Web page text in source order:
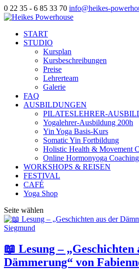
0 22 35 - 6 85 33 70 info@heikes-
START
STUDIO
Kursplan
Kursbeschreibungen
Preise
Lehrerteam
Galerie
FAQ
AUSBILDUNGEN
PILATESLEHRER-
Yogalehrer-Ausbildung 200h
Yin Yoga Basis-Kurs
Somatic Yin Fortbildung
Holistic Health & Movement
Online Hormonyoga
WORKSHOPS & REISEN
FESTIVAL
CAFÉ
Yoga Shop
Seite wählen
📖 Lesung – „Geschichten
Dämmerung“ von